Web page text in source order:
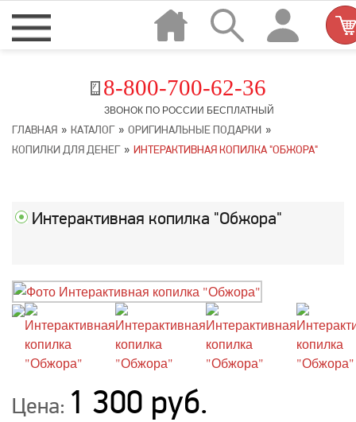
8-800-700-62-36
ЗВОНОК ПО РОССИИ БЕСПЛАТНЫЙ
ГЛАВНАЯ » КАТАЛОГ » ОРИГИНАЛЬНЫЕ ПОДАРКИ »
КОПИЛКИ ДЛЯ ДЕНЕГ » ИНТЕРАКТИВНАЯ КОПИЛКА "ОБЖОРА"
Интерактивная копилка "Обжора"
Цена: 1 300 руб.